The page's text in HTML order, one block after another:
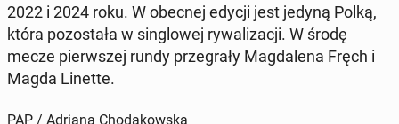
2022 i 2024 roku. W obecnej edycji jest jedyną Polką,
która po­zo­sta­ła w sin­glo­wej ry­wa­li­za­cji. W środę
mecze pierw­szej rundy prze­gra­ły Mag­da­le­na Fręch i
Magda Linette.
PAP / Adriana Chodakowska